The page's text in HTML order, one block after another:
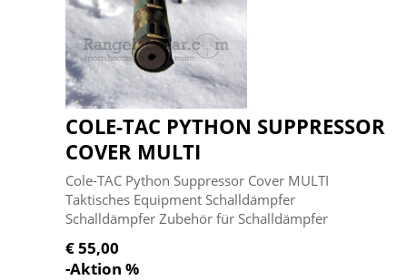
COLE-TAC PYTHON SUPPRESSOR
COVER MULTI
Cole-TAC Python Suppressor Cover MULTI
Taktisches Equipment Schalldämpfer
Schalldämpfer Zubehör für Schalldämpfer
€ 55,00
-Aktion %